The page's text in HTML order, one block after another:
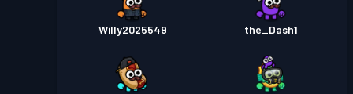
Willy2025549 the_Dash1